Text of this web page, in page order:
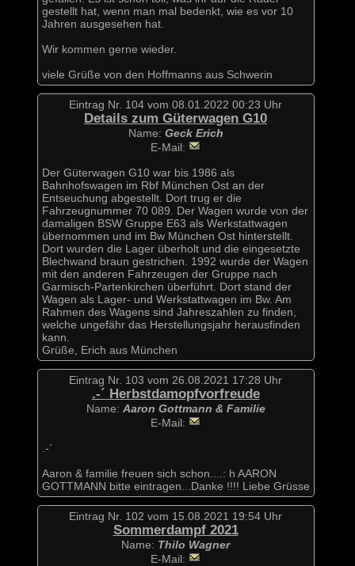
gestellt hat, wenn man mal bedenkt, wie es vor 10
Jahren ausgesehen hat.
Wir kommen gerne wieder.
viele Grüße von den Hoffmanns aus Schwerin
Eintrag Nr. 104 vom 08.01.2022 00:23 Uhr
Details zum Güterwagen G10
Name: Geck Erich
E-Mail:
Der Güterwagen G10 war bis 1986 als
Bahnhofswagen im Rbf München Ost an der
Entseuchung abgestellt. Dort trug er die
Fahrzeugnummer 70 089. Der Wagen wurde von der
damaligen BSW Gruppe E63 als Werkstattwagen
übernommen und im Bw München Ost hinterstellt.
Dort wurden die Lager überholt und die eingesetzte
Blechwand braun gestrichen. 1992 wurde der Wagen
mit den anderen Fahrzeugen der Gruppe nach
Garmisch-Partenkirchen überführt. Dort stand der
Wagen als Lager- und Werkstattwagen im Bw. Am
Rahmen des Wagens sind Jahreszahlen zu finden,
welche ungefähr das Herstellungsjahr herausfinden
kann.
Grüße, Erich aus München
Eintrag Nr. 103 vom 26.08.2021 17:28 Uhr
.-´ Herbstdamopfvorfreude
Name: Aaron Gottmann & Familie
E-Mail:
.-´
Aaron & familie freuen sich schon....: h AARON
GOTTMANN bitte eintragen...Danke !!!! Liebe Grüsse
Eintrag Nr. 102 vom 15.08.2021 19:54 Uhr
Sommerdampf 2021
Name: Thilo Wagner
E-Mail: